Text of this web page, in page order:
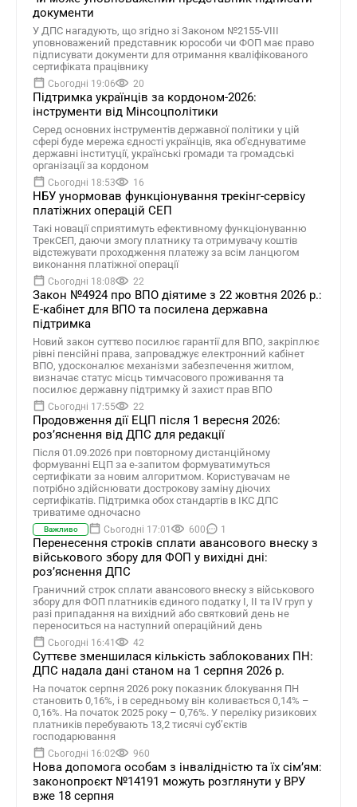
документи
У ДПС нагадують, що згідно зі Законом №2155-VIII
уповноважений представник юрособи чи ФОП має право
підписувати документи для отримання кваліфікованого
сертифіката працівнику
Сьогодні 19:06 20
Підтримка українців за кордоном-2026:
інструменти від Мінсоцполітики
Серед основних інструментів державної політики у цій
сфері буде мережа єдності українців, яка об'єднуватиме
державні інституції, українські громади та громадські
організації за кордоном
Сьогодні 18:53 16
НБУ унормовав функціонування трекінг-сервісу
платіжних операцій СЕП
Такі новації сприятимуть ефективному функціонуванню
ТрекСЕП, даючи змогу платнику та отримувачу коштів
відстежувати проходження платежу за всім ланцюгом
виконання платіжної операції
Сьогодні 18:08 22
Закон №4924 про ВПО діятиме з 22 жовтня 2026 р.:
Е-кабінет для ВПО та посилена державна
підтримка
Новий закон суттєво посилює гарантії для ВПО, закріплює
рівні пенсійні права, запроваджує електронний кабінет
ВПО, удосконалює механізми забезпечення житлом,
визначає статус місць тимчасового проживання та
посилює державну підтримку й захист прав ВПО
Сьогодні 17:55 22
Продовження дії ЕЦП після 1 вересня 2026:
розʼяснення від ДПС для редакції
Після 01.09.2026 при повторному дистанційному
формуванні ЕЦП за е-запитом формуватимуться
сертифікати за новим алгоритмом. Користувачам не
потрібно здійснювати дострокову заміну діючих
сертифікатів. Підтримка обох стандартів в ІКС ДПС
триватиме одночасно
Важливо Сьогодні 17:01 600 1
Перенесення строків сплати авансового внеску з
військового збору для ФОП у вихідні дні:
роз’яснення ДПС
Граничний строк сплати авансового внеску з військового
збору для ФОП платників єдиного податку І, ІІ та ІV груп у
разі припадання на вихідний або святковий день не
переноситься на наступний операційний день
Сьогодні 16:41 42
Суттєве зменшилася кількість заблокованих ПН:
ДПС надала дані станом на 1 серпня 2026 р.
На початок серпня 2026 року показник блокування ПН
становить 0,16%, і в середньому він коливається 0,14% –
0,16%. На початок 2025 року – 0,76%. У переліку ризикових
платників перебувають 13,2 тисячі суб’єктів
господарювання
Сьогодні 16:02 960
Нова допомога особам з інвалідністю та їх сімʼям:
законопроєкт №14191 можуть розглянути у ВРУ
вже 18 серпня